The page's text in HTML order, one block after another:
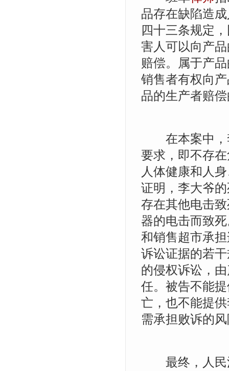
品存在缺陷造
四十三条规定
害人可以向产
赔偿。属于产
销售者有权向
品的生产者赔
在本案中，
要求，即不存
人体健康和人
证明，李大爷
存在其他电击
器的电击而致
和销售超市承
诉讼证据的若
的侵权诉讼，
任。被告不能
亡，也不能提
需承担败诉的
最终，人民